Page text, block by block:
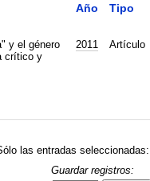
Año Tipo
y el género
crítico y
2011 Artículo
las entradas seleccionadas:
Guardar registros: